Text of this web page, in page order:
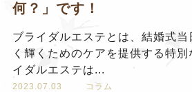
何？」です！
ブライダルエステとは、結婚式当
く輝くためのケアを提供する特
イダルエステは...
2023.07.03 コラム